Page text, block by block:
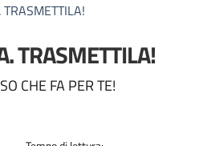
TRASMETTILA!
TRASMETTILA!
CHE FA PER TE!